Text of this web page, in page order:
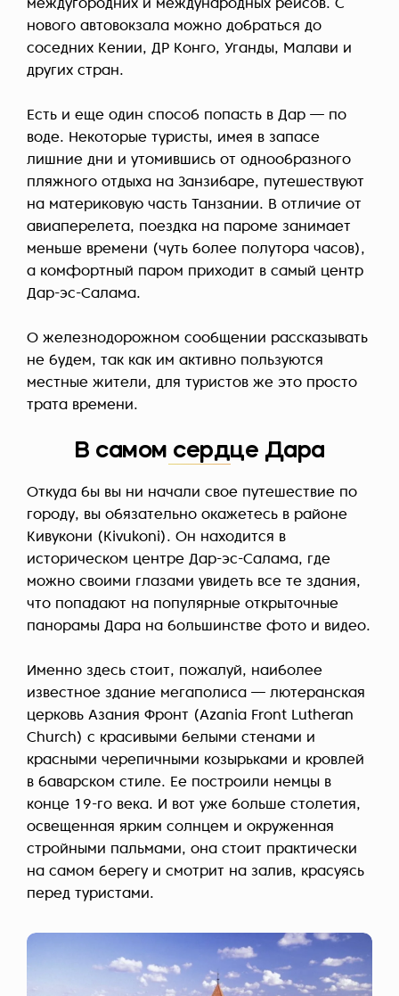
междугородних и международных рейсов. С
нового автовокзала можно добраться до
соседних Кении, ДР Конго, Уганды, Малави и
других стран.
Есть и еще один способ попасть в Дар — по
воде. Некоторые туристы, имея в запасе
лишние дни и утомившись от однообразного
пляжного отдыха на Занзибаре, путешествуют
на материковую часть Танзании. В отличие от
авиаперелета, поездка на пароме занимает
меньше времени (чуть более полутора часов),
а комфортный паром приходит в самый центр
Дар-эс-Салама.
О железнодорожном сообщении рассказывать
не будем, так как им активно пользуются
местные жители, для туристов же это просто
трата времени.
В самом сердце Дара
Откуда бы вы ни начали свое путешествие по
городу, вы обязательно окажетесь в районе
Кивукони (Kivukoni). Он находится в
историческом центре Дар-эс-Салама, где
можно своими глазами увидеть все те здания,
что попадают на популярные открыточные
панорамы Дара на большинстве фото и видео.
Именно здесь стоит, пожалуй, наиболее
известное здание мегаполиса — лютеранская
церковь Азания Фронт (Azania Front Lutheran
Church) с красивыми белыми стенами и
красными черепичными козырьками и кровлей
в баварском стиле. Ее построили немцы в
конце 19-го века. И вот уже больше столетия,
освещенная ярким солнцем и окруженная
стройными пальмами, она стоит практически
на самом берегу и смотрит на залив, красуясь
перед туристами.